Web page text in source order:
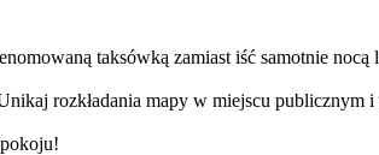
taksówką zamiast iść samotnie
rozkładania mapy w miejscu publicznym